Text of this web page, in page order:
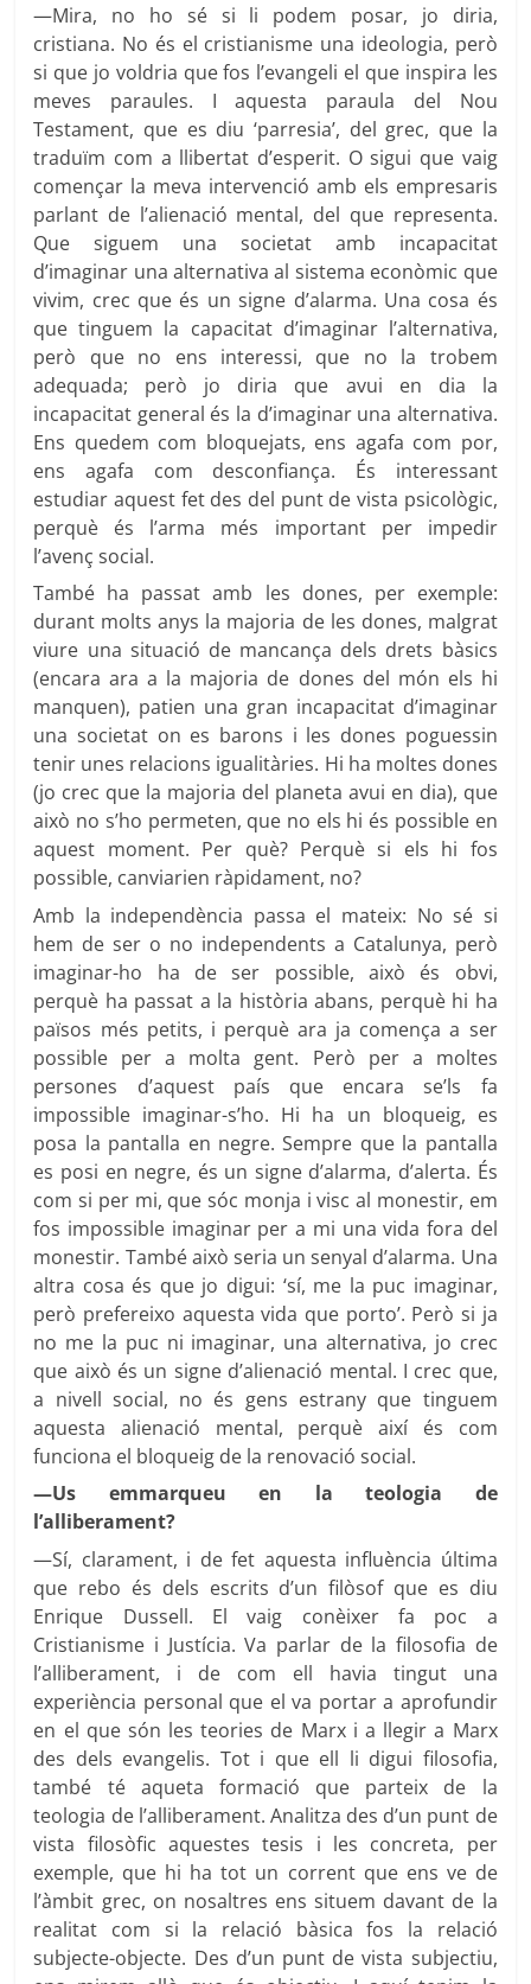
—Mira, no ho sé si li podem posar, jo diria,
cristiana. No és el cristianisme una ideologia, però
si que jo voldria que fos l’evangeli el que inspira les
meves paraules. I aquesta paraula del Nou
Testament, que es diu ‘parresia’, del grec, que la
traduïm com a llibertat d’esperit. O sigui que vaig
començar la meva intervenció amb els empresaris
parlant de l’alienació mental, del que representa.
Que siguem una societat amb incapacitat
d’imaginar una alternativa al sistema econòmic que
vivim, crec que és un signe d’alarma. Una cosa és
que tinguem la capacitat d’imaginar l’alternativa,
però que no ens interessi, que no la trobem
adequada; però jo diria que avui en dia la
incapacitat general és la d’imaginar una alternativa.
Ens quedem com bloquejats, ens agafa com por,
ens agafa com desconfiança. És interessant
estudiar aquest fet des del punt de vista psicològic,
perquè és l’arma més important per impedir
l’avenç social.
També ha passat amb les dones, per exemple:
durant molts anys la majoria de les dones, malgrat
viure una situació de mancança dels drets bàsics
(encara ara a la majoria de dones del món els hi
manquen), patien una gran incapacitat d’imaginar
una societat on es barons i les dones poguessin
tenir unes relacions igualitàries. Hi ha moltes dones
(jo crec que la majoria del planeta avui en dia), que
això no s’ho permeten, que no els hi és possible en
aquest moment. Per què? Perquè si els hi fos
possible, canviarien ràpidament, no?
Amb la independència passa el mateix: No sé si
hem de ser o no independents a Catalunya, però
imaginar-ho ha de ser possible, això és obvi,
perquè ha passat a la història abans, perquè hi ha
països més petits, i perquè ara ja comença a ser
possible per a molta gent. Però per a moltes
persones d’aquest país que encara se’ls fa
impossible imaginar-s’ho. Hi ha un bloqueig, es
posa la pantalla en negre. Sempre que la pantalla
es posi en negre, és un signe d’alarma, d’alerta. És
com si per mi, que sóc monja i visc al monestir, em
fos impossible imaginar per a mi una vida fora del
monestir. També això seria un senyal d’alarma. Una
altra cosa és que jo digui: ‘sí, me la puc imaginar,
però prefereixo aquesta vida que porto’. Però si ja
no me la puc ni imaginar, una alternativa, jo crec
que això és un signe d’alienació mental. I crec que,
a nivell social, no és gens estrany que tinguem
aquesta alienació mental, perquè així és com
funciona el bloqueig de la renovació social.
—Us emmarqueu en la teologia de
l’alliberament?
—Sí, clarament, i de fet aquesta influència última
que rebo és dels escrits d’un filòsof que es diu
Enrique Dussell. El vaig conèixer fa poc a
Cristianisme i Justícia. Va parlar de la filosofia de
l’alliberament, i de com ell havia tingut una
experiència personal que el va portar a aprofundir
en el que són les teories de Marx i a llegir a Marx
des dels evangelis. Tot i que ell li digui filosofia,
també té aqueta formació que parteix de la
teologia de l’alliberament. Analitza des d’un punt de
vista filosòfic aquestes tesis i les concreta, per
exemple, que hi ha tot un corrent que ens ve de
l’àmbit grec, on nosaltres ens situem davant de la
realitat com si la relació bàsica fos la relació
subjecte-objecte. Des d’un punt de vista subjectiu,